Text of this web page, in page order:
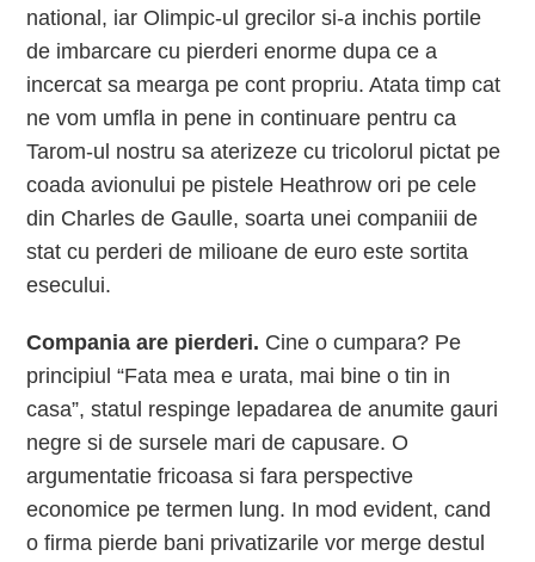
national, iar Olimpic-ul grecilor si-a inchis portile
de imbarcare cu pierderi enorme dupa ce a
incercat sa mearga pe cont propriu. Atata timp cat
ne vom umfla in pene in continuare pentru ca
Tarom-ul nostru sa aterizeze cu tricolorul pictat pe
coada avionului pe pistele Heathrow ori pe cele
din Charles de Gaulle, soarta unei companiii de
stat cu perderi de milioane de euro este sortita
esecului.
Compania are pierderi. Cine o cumpara? Pe
principiul “Fata mea e urata, mai bine o tin in
casa”, statul respinge lepadarea de anumite gauri
negre si de sursele mari de capusare. O
argumentatie fricoasa si fara perspective
economice pe termen lung. In mod evident, cand
o firma pierde bani privatizarile vor merge destul